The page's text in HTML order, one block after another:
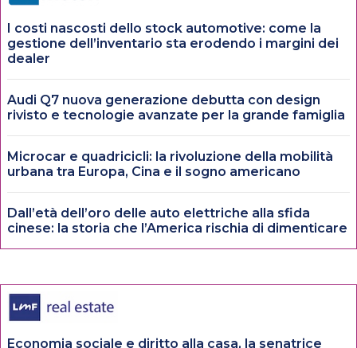
I costi nascosti dello stock automotive: come la
gestione dell’inventario sta erodendo i margini dei
dealer
Audi Q7 nuova generazione debutta con design
rivisto e tecnologie avanzate per la grande famiglia
Microcar e quadricicli: la rivoluzione della mobilità
urbana tra Europa, Cina e il sogno americano
Dall’età dell’oro delle auto elettriche alla sfida
cinese: la storia che l’America rischia di dimenticare
Economia sociale e diritto alla casa, la senatrice